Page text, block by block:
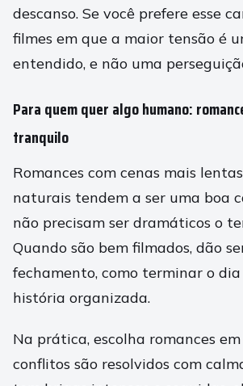
descanso. Se você prefere esse
filmes em que a maior tensão é
entendido, e não uma
Para quem quer algo humano:
tranquilo
Romances com cenas mais
naturais tendem a ser uma boa
não precisam ser dramáticos o
Quando são bem filmados, dão
fechamento, como terminar o
história organizada.
Na prática, escolha romances em
conflitos são resolvidos com